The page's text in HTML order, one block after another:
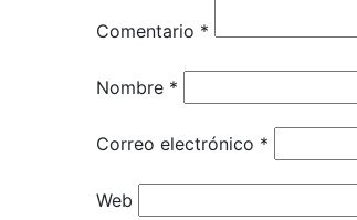
Comentario *
Nombre *
Correo electrónico *
Web